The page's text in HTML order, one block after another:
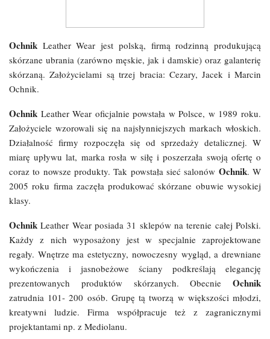
Ochnik Leather Wear jest polską, firmą rodzinną produkującą
skórzane ubrania (zarówno męskie, jak i damskie) oraz galanterię
skórzaną. Założycielami są trzej bracia: Cezary, Jacek i Marcin
Ochnik.
Ochnik Leather Wear oficjalnie powstała w Polsce, w 1989 roku.
Założyciele wzorowali się na najsłynniejszych markach włoskich.
Działalność firmy rozpoczęła się od sprzedaży detalicznej. W
miarę upływu lat, marka rosła w siłę i poszerzała swoją ofertę o
coraz to nowsze produkty. Tak powstała sieć salonów Ochnik. W
2005 roku firma zaczęła produkować skórzane obuwie wysokiej
klasy.
Ochnik Leather Wear posiada 31 sklepów na terenie całej Polski.
Każdy z nich wyposażony jest w specjalnie zaprojektowane
regały. Wnętrze ma estetyczny, nowoczesny wygląd, a drewniane
wykończenia i jasnobeżowe ściany podkreślają elegancję
prezentowanych produktów skórzanych. Obecnie Ochnik
zatrudnia 101- 200 osób. Grupę tą tworzą w większości młodzi,
kreatywni ludzie. Firma współpracuje też z zagranicznymi
projektantami np. z Mediolanu.